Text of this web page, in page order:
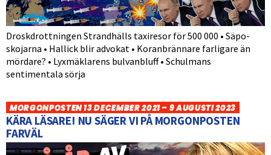
Droskdrottningen Strandhälls taxiresor för 500 000 • Säpo-
skojarna • Hallick blir advokat • Koranbrännare farligare än
mördare? • Lyxmäklarens bulvanbluff • Schulmans
sentimentala sörja
MORGONPOSTEN 13 DECEMBER 2021 – 9 AUGUSTI 2023
KÄRA LÄSARE! NU SÄGER VI PÅ MORGONPOSTEN
FARVÄL